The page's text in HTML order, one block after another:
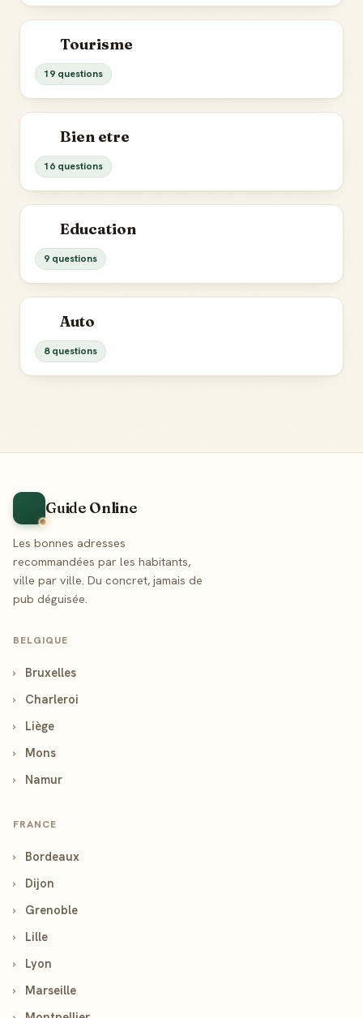
Tourisme
19 questions
Bien etre
16 questions
Education
9 questions
Auto
8 questions
Guide Online
Les bonnes adresses
recommandées par les habitants,
ville par ville. Du concret, jamais de
pub déguisée.
BELGIQUE
›
Bruxelles
›
Charleroi
›
Liège
›
Mons
›
Namur
FRANCE
›
Bordeaux
›
Dijon
›
Grenoble
›
Lille
›
Lyon
›
Marseille